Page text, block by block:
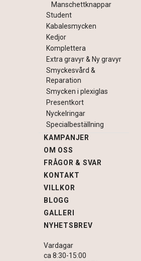
Manschettknappar
Student
Kabalesmycken
Kedjor
Komplettera
Extra gravyr & Ny gravyr
Smyckesvård &
Reparation
Smycken i plexiglas
Presentkort
Nyckelringar
Specialbeställning
KAMPANJER
OM OSS
FRÅGOR & SVAR
KONTAKT
VILLKOR
BLOGG
GALLERI
NYHETSBREV
Vardagar
ca 8:30-15:00